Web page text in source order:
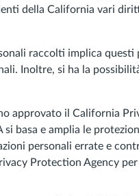
della California vari
raccolti implica questi
Inoltre, si ha la
approvato il California
si basa e amplia le
personali errate e
Protection Agency